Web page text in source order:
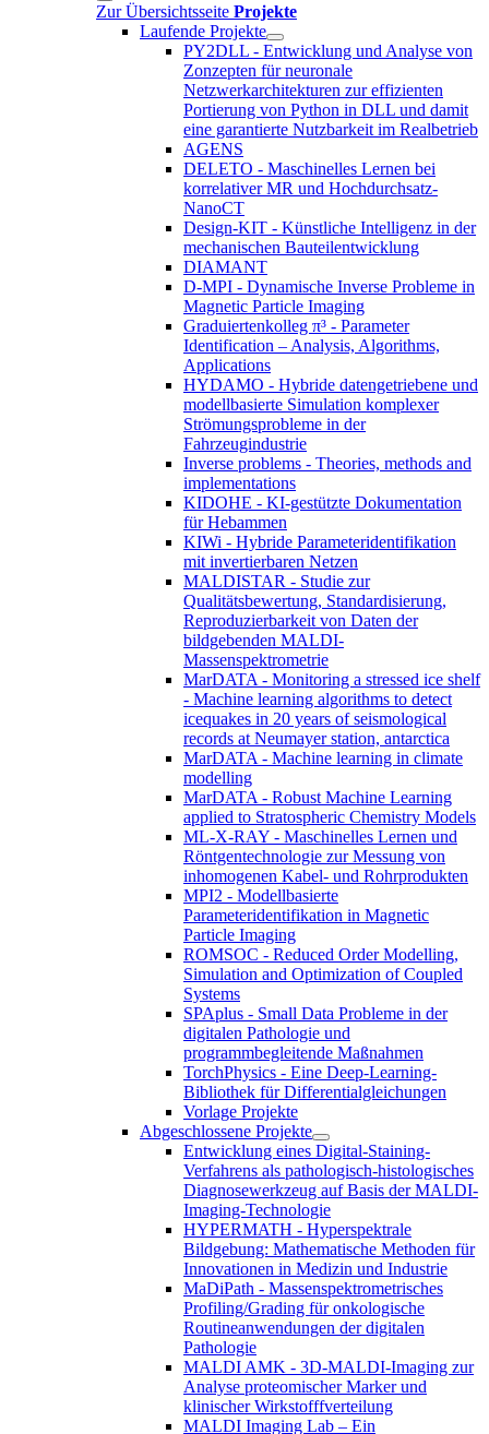
Zur Übersichtsseite Projekte
Laufende Projekte
PY2DLL - Entwicklung und Analyse von
Zonzepten für neuronale
Netzwerkarchitekturen zur effizienten
Portierung von Python in DLL und damit
eine garantierte Nutzbarkeit im Realbetrieb
AGENS
DELETO - Maschinelles Lernen bei
korrelativer MR und Hochdurchsatz-
NanoCT
Design-KIT - Künstliche Intelligenz in der
mechanischen Bauteilentwicklung
DIAMANT
D-MPI - Dynamische Inverse Probleme in
Magnetic Particle Imaging
Graduiertenkolleg π³ - Parameter
Identification – Analysis, Algorithms,
Applications
HYDAMO - Hybride datengetriebene und
modellbasierte Simulation komplexer
Strömungsprobleme in der
Fahrzeugindustrie
Inverse problems - Theories, methods and
implementations
KIDOHE - KI-gestützte Dokumentation
für Hebammen
KIWi - Hybride Parameteridentifikation
mit invertierbaren Netzen
MALDISTAR - Studie zur
Qualitätsbewertung, Standardisierung,
Reproduzierbarkeit von Daten der
bildgebenden MALDI-
Massenspektrometrie
MarDATA - Monitoring a stressed ice shelf
- Machine learning algorithms to detect
icequakes in 20 years of seismological
records at Neumayer station, antarctica
MarDATA - Machine learning in climate
modelling
MarDATA - Robust Machine Learning
applied to Stratospheric Chemistry Models
ML-X-RAY - Maschinelles Lernen und
Röntgentechnologie zur Messung von
inhomogenen Kabel- und Rohrprodukten
MPI2 - Modellbasierte
Parameteridentifikation in Magnetic
Particle Imaging
ROMSOC - Reduced Order Modelling,
Simulation and Optimization of Coupled
Systems
SPAplus - Small Data Probleme in der
digitalen Pathologie und
programmbegleitende Maßnahmen
TorchPhysics - Eine Deep-Learning-
Bibliothek für Differentialgleichungen
Vorlage Projekte
Abgeschlossene Projekte
Entwicklung eines Digital-Staining-
Verfahrens als pathologisch-histologisches
Diagnosewerkzeug auf Basis der MALDI-
Imaging-Technologie
HYPERMATH - Hyperspektrale
Bildgebung: Mathematische Methoden für
Innovationen in Medizin und Industrie
MaDiPath - Massenspektrometrisches
Profiling/Grading für onkologische
Routineanwendungen der digitalen
Pathologie
MALDI AMK - 3D-MALDI-Imaging zur
Analyse proteomischer Marker und
klinischer Wirkstofffverteilung
MALDI Imaging Lab – Ein